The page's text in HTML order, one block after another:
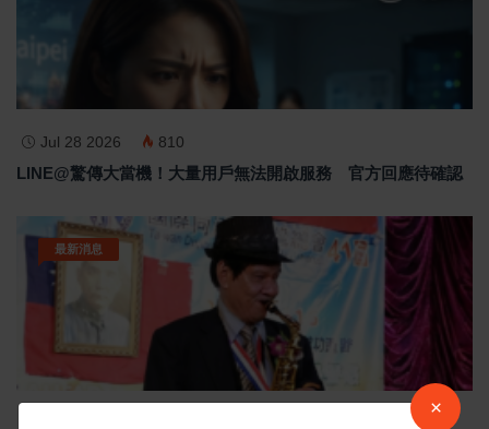
Jul 28 2026 810
LINE@驚傳大當機！大量用戶無法開啟服務 官方回應待確認
最新消息
×